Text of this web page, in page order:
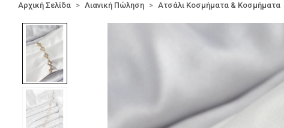
Αρχική Σελίδα Λιανική Πώληση Ατσάλι Κοσμήματα & Κοσμήματα